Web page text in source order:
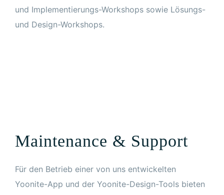
und Implementierungs-Workshops sowie Lösungs-
und Design-Workshops.
Maintenance & Support
Für den Betrieb einer von uns entwickelten
Yoonite-App und der Yoonite-Design-Tools bieten